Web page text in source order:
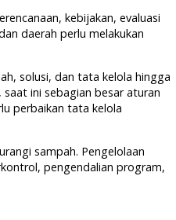
kebijakan, evaluasi
daerah perlu melakukan
solusi, dan tata kelola hingga
ini sebagian besar aturan
perbaikan tata kelola
sampah. Pengelolaan
pengendalian program,